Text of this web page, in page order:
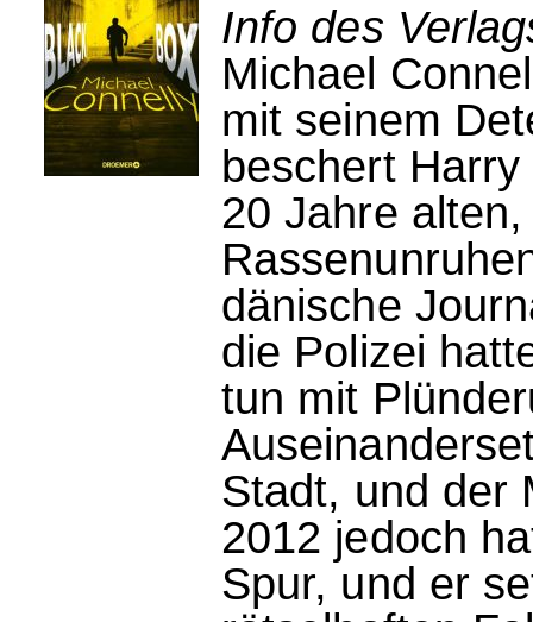
Info des
Michael
mit seinem
beschert
20 Jahre
dänische
die Polizei
tun mit
Stadt, und der
2012 jedoch
Spur, und er